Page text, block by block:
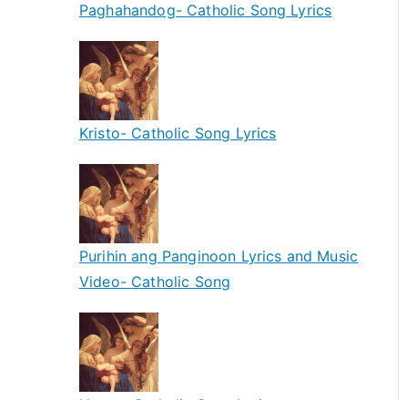
Paghahandog- Catholic Song Lyrics
Kristo- Catholic Song Lyrics
Purihin ang Panginoon Lyrics and Music
Video- Catholic Song